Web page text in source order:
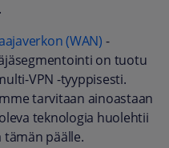
(WAN) -
on tuotu
VPN -tyyppisesti.
tarvitaan ainoastaan
teknologia huolehtii
päälle.